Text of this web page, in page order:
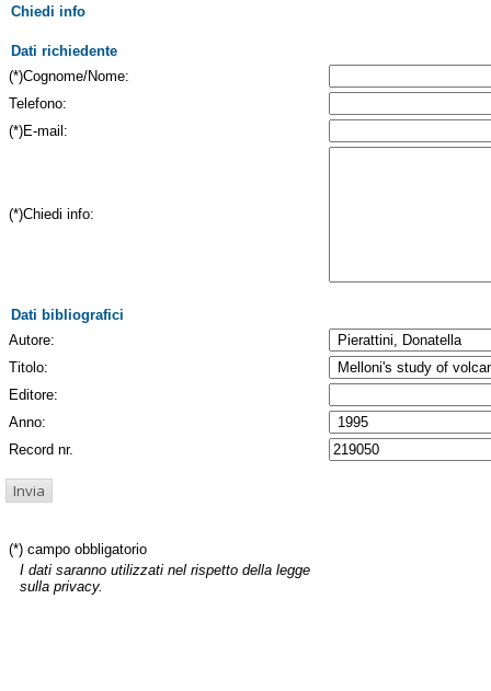
Chiedi info
Dati richiedente
(*)Cognome/Nome:
Telefono:
(*)E-mail:
(*)Chiedi info:
Dati bibliografici
Autore:
Titolo:
Editore:
Anno:
Record nr.
(*) campo obbligatorio
I dati saranno utilizzati nel rispetto della legge
sulla privacy.